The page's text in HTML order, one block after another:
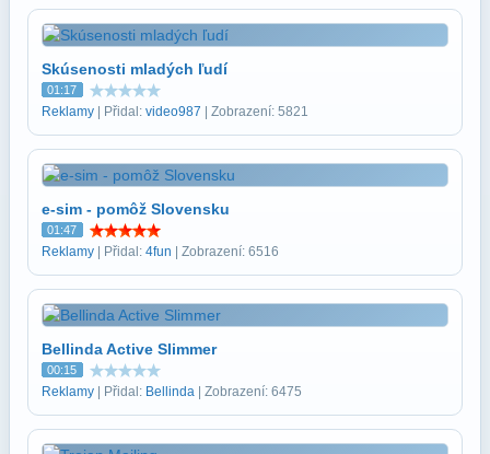
Skúsenosti mladých ľudí
01:17
Reklamy | Přidal: video987 | Zobrazení: 5821
e-sim - pomôž Slovensku
01:47
Reklamy | Přidal: 4fun | Zobrazení: 6516
Bellinda Active Slimmer
00:15
Reklamy | Přidal: Bellinda | Zobrazení: 6475